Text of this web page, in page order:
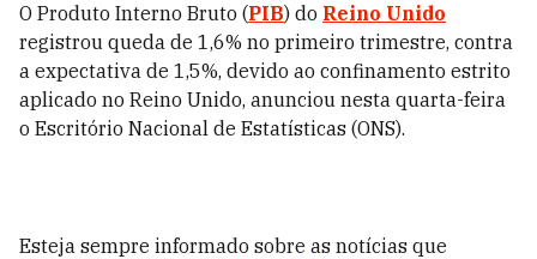
O Produto Interno Bruto (PIB) do Reino Unido
registrou queda de 1,6% no primeiro trimestre, contra
a expectativa de 1,5%, devido ao confinamento estrito
aplicado no Reino Unido, anunciou nesta quarta-feira
o Escritório Nacional de Estatísticas (ONS).
Esteja sempre informado sobre as notícias que